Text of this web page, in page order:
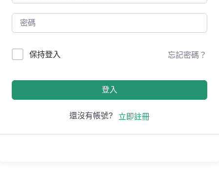
保持登入 忘記密碼？
登入
還沒有帳號? 立即註冊